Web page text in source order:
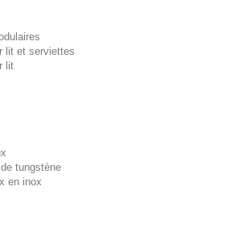
lit et serviettes
lit
tungstène
en inox